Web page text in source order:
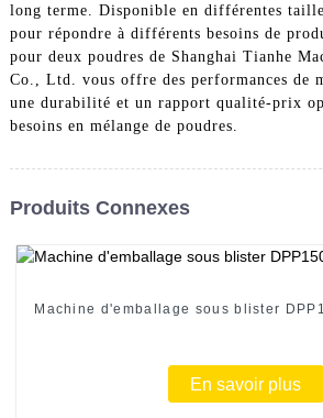
long terme. Disponible en différentes
pour répondre à différents besoins de
pour deux poudres de Shanghai Tianhe
Co., Ltd. vous offre des performances de
une durabilité et un rapport qualité-prix
besoins en mélange de poudres.
Produits Connexes
Machine d'emballage sous blister
En savoir plus